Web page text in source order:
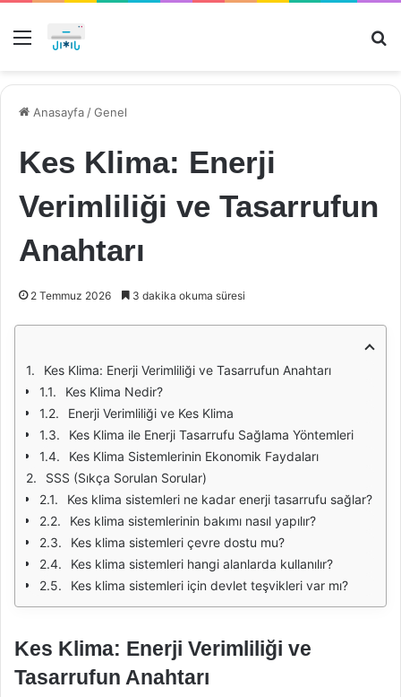
Menü
Anasayfa /Genel
Kes Klima: Enerji
Verimliliği ve Tasarrufun
Anahtarı
2 Temmuz 2026 3 dakika okuma süresi
Kes Klima: Enerji Verimliliği ve Tasarrufun Anahtarı
Kes Klima Nedir?
Enerji Verimliliği ve Kes Klima
Kes Klima ile Enerji Tasarrufu Sağlama Yöntemleri
Kes Klima Sistemlerinin Ekonomik Faydaları
SSS (Sıkça Sorulan Sorular)
Kes klima sistemleri ne kadar enerji tasarrufu sağlar?
Kes klima sistemlerinin bakımı nasıl yapılır?
Kes klima sistemleri çevre dostu mu?
Kes klima sistemleri hangi alanlarda kullanılır?
Kes klima sistemleri için devlet teşvikleri var mı?
Kes Klima: Enerji Verimliliği ve
Tasarrufun Anahtarı